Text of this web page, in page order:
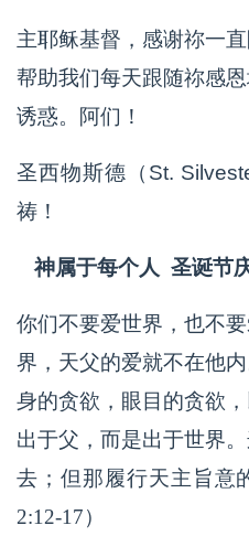
主耶稣基督，感谢祢一
帮助我们每天跟随祢感
诱惑。阿们！
圣西物斯德（St.
祷！
神属于每个人 圣诞节
你们不要爱世界，也不
界，天父的爱就不在他
身的贪欲，眼目的贪欲
出于父，而是出于世界
去；但那履行天主旨意
2:12-17）